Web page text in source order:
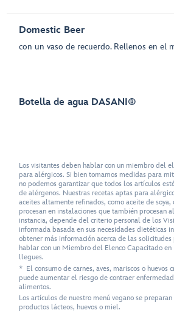
Domestic Beer
con un vaso de recuerdo. Rellenos en el
Botella de agua DASANI®
Los visitantes deben hablar con un miembro del
para alérgicos. Si bien tomamos medidas para
no podemos garantizar que todos los artículos
de alérgenos. Nuestras recetas aptas para
aceites altamente refinados, como aceite de
procesan en instalaciones que también procesan
instancia, depende del criterio personal de los
informada basada en sus necesidades dietéticas
obtener más información acerca de las
hablar con un Miembro del Elenco Capacitado en
llegues.
* El consumo de carnes, aves, mariscos o huevos
puede aumentar el riesgo de contraer
alimentos.
Los artículos de nuestro menú vegano se
productos lácteos, huevos o miel.